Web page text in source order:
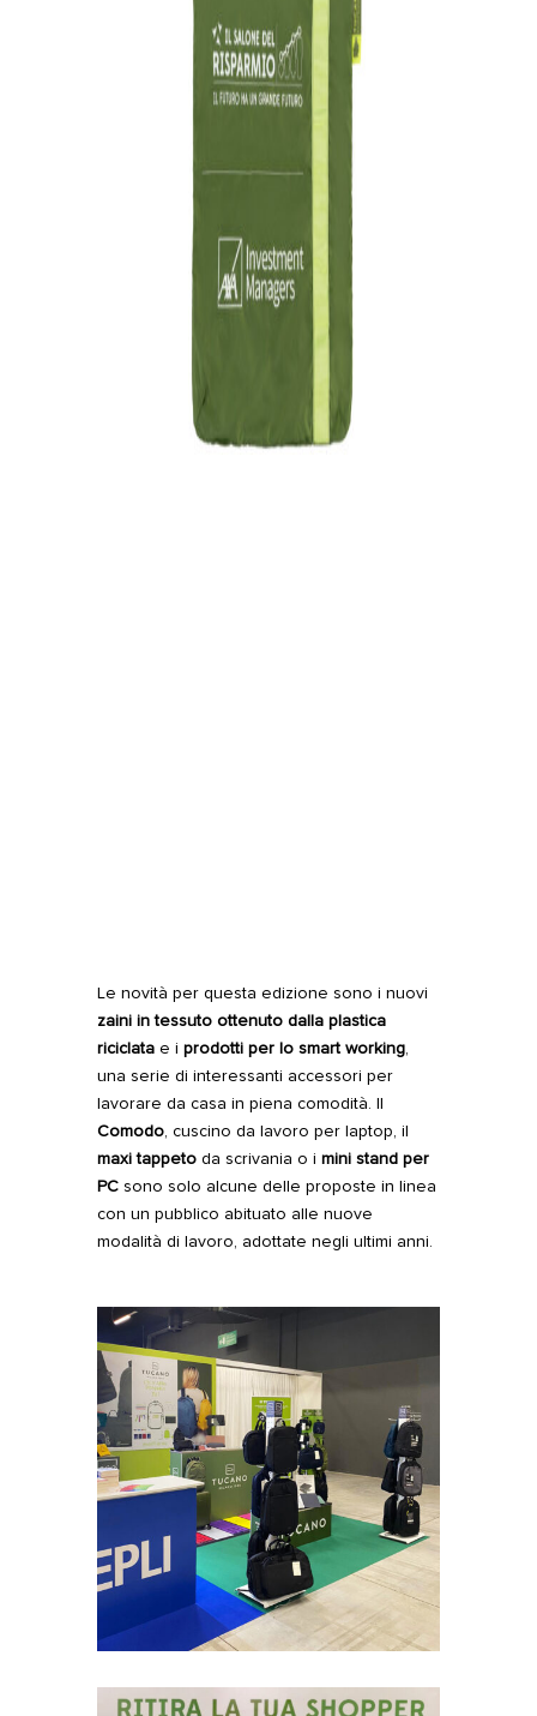
Le novità per questa edizione sono i nuovi
zaini in tessuto ottenuto dalla plastica
riciclatae i prodotti per lo smart working,
una serie di interessanti accessori per
lavorare da casa in piena comodità. Il
Comodo, cuscino da lavoro per laptop, il
maxi tappetoda scrivania o i mini stand per
PC sono solo alcune delle proposte in linea
con un pubblico abituato alle nuove
modalità di lavoro, adottate negli ultimi anni.